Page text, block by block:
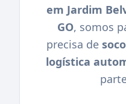
em Jardim
GO, somos
precisa de
logística